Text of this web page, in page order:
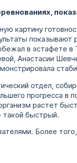
картину
показывают
в эстафете в
Анастасии
отдел,
прогресса в
растет
такой быстрый.
Более